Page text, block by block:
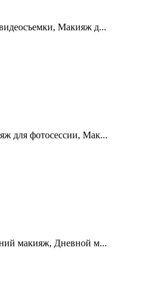
Макияж д...
для фотосессии, Мак...
макияж, Дневной м...